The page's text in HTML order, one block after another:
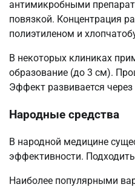
антимикробными
повязкой. Концентрация
полиэтиленом и
В некоторых клиниках
образование (до 3 см).
Эффект развивается
Народные средства
В народной медицине
эффективности.
Наиболее популярными